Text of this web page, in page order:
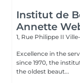
Institut de
Annette
1, Rue Philippe II
Excellence in the service of beauty!
since 1970, the
the oldest beaut...